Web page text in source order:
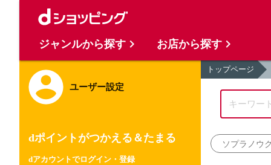
ユーザー設定
dポイントがつかえる＆たまる
dアカウントでログイン・登録
トップページ
ソプラノウ
ジャンルから探す お店から探す